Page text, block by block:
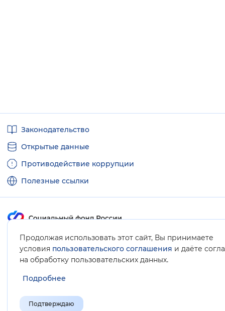
Продолжая использовать этот сайт, Вы принимаете
условия пользовательского соглашения и даёте
на обработку пользовательских данных.
Подробнее
Подтверждаю
ссылкиЗаконодательство
Открытые данные
Противодействие коррупции
Полезные ссылки
Карта сайта